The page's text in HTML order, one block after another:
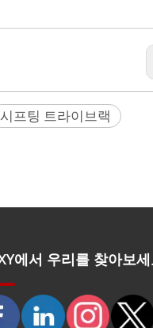
시프팅 트라이브랙
에서 우리를 찾아보